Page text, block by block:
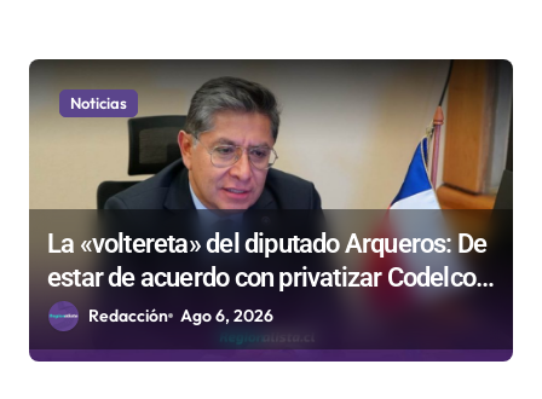
Noticias
La «voltereta» del diputado Arqueros: De
estar de acuerdo con privatizar Codelco a
defender una empresa 100% estatal
Redacción Ago 6, 2026